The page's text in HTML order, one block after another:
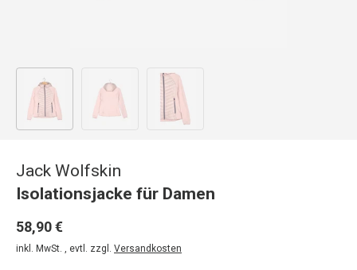
Bild 1 in Galerieansicht laden
Jack Wolfskin
Isolationsjacke für Damen
58,90 €
inkl. MwSt. , evtl. zzgl. Versandkosten